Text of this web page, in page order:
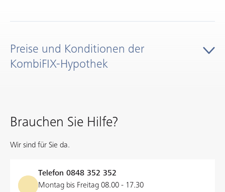
Jahren
Festzins ab Baubeginn für sofortigen Schutz gegen
Laufzeit
Abschluss vierteljährlich
Minimalbetrag /
Amortisation
Konsolidierung als
Preise und Konditionen der
KombiFIX-Hypothek
Brauchen Sie Hilfe?
Wir sind für Sie da.
Telefon 0848 352 352
Montag bis Freitag 08.00 - 17.30